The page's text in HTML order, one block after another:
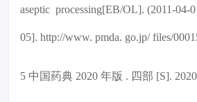
aseptic processing[EB/OL]. (2011-04-
05]. http://www. pmda. go.jp/ files/
5 中国药典 2020 年版 . 四部 [S].